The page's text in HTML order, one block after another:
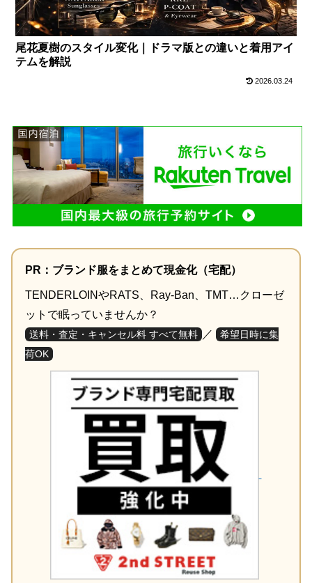
尾花夏樹のスタイル変化｜ドラマ版との違いと着用アイ
テムを解説
2026.03.24
PR：ブランド服をまとめて現金化（宅配）
TENDERLOINやRATS、Ray-Ban、TMT…クローゼ
ットで眠っていませんか？
送料・査定・キャンセル料 すべて無料 ／
希望日時に集
荷OK